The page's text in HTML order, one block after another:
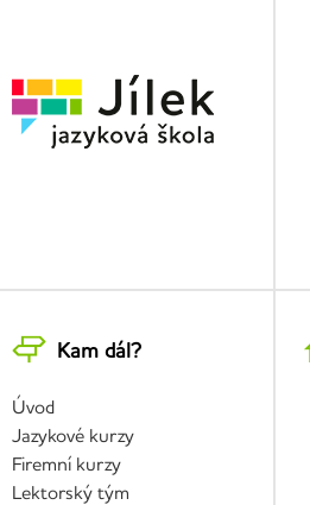
Kam dál?
Úvod
Jazykové kurzy
Firemní kurzy
Lektorský tým